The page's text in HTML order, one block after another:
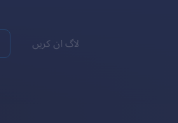
لاگ ان کریں